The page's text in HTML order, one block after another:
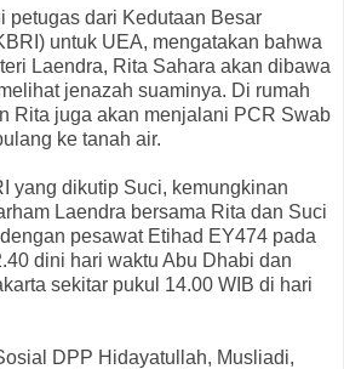
petugas dari Kedutaan Besar
untuk UEA, mengatakan bahwa
Laendra, Rita Sahara akan dibawa
jenazah suaminya. Di rumah
Rita juga akan menjalani PCR Swab
ke tanah air.
yang dikutip Suci, kemungkinan
Laendra bersama Rita dan Suci
pesawat Etihad EY474 pada
dini hari waktu Abu Dhabi dan
sekitar pukul 14.00 WIB di hari
DPP Hidayatullah, Musliadi,